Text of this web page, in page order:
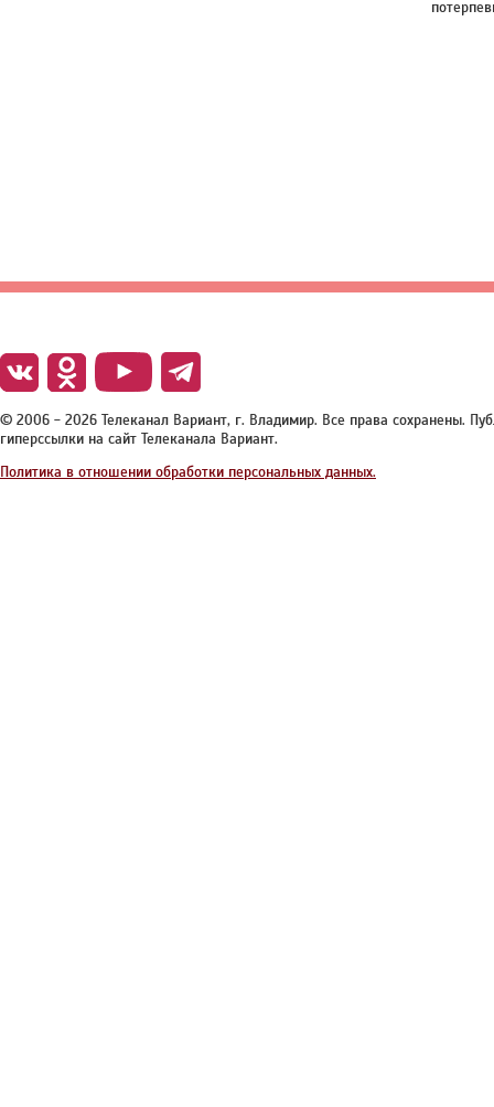
© 2006 - 2026 Телеканал Вариант, г. Владимир. Все права сохранены.
гиперссылки на сайт Телеканала Вариант.
Политика в отношении обработки персональных данных.